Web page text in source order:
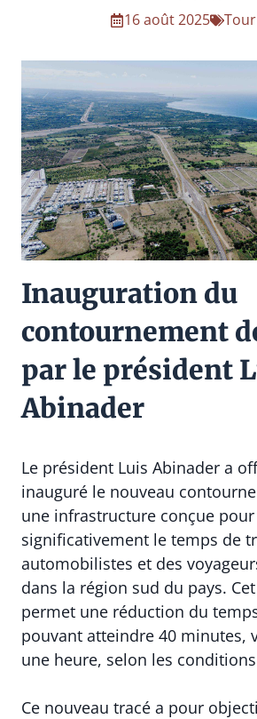
16 août 2025
Inauguration du
contournement
par le président
Abinader
Le président Luis Abinader a
inauguré le nouveau
une infrastructure conçue
significativement le temps de
automobilistes et des
dans la région sud du pays.
permet une réduction du
pouvant atteindre 40 minutes,
une heure, selon les
Ce nouveau tracé a pour